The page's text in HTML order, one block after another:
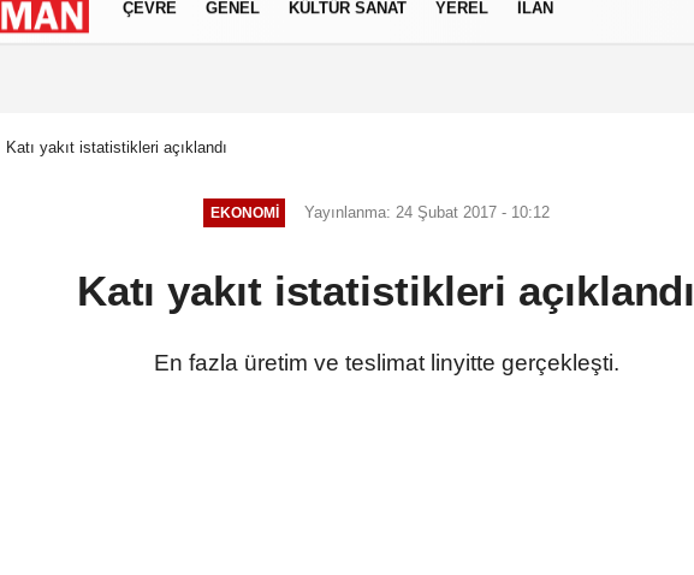
Politikası Gizlilik İlkeleri
ÇEVRE GENEL KÜLTÜR SANAT YEREL İLAN
Katı yakıt istatistikleri açıklandı
EKONOMI Yayınlanma: 24 Şubat 2017 - 10:12
Katı yakıt istatistikleri açıklandı
En fazla üretim ve teslimat linyitte gerçekleşti.